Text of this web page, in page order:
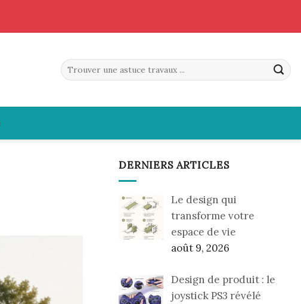
DERNIERS ARTICLES
Le design qui
transforme votre
espace de vie
août 9, 2026
Design de produit : le
joystick PS3 révélé